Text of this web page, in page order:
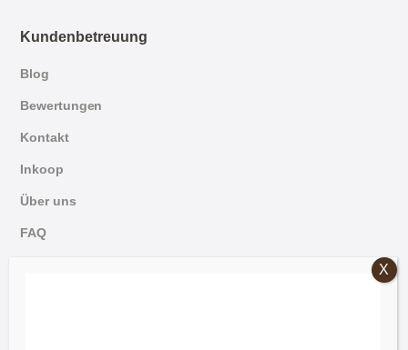
Kundenbetreuung
Blog
Bewertungen
Kontakt
Inkoop
Über uns
FAQ